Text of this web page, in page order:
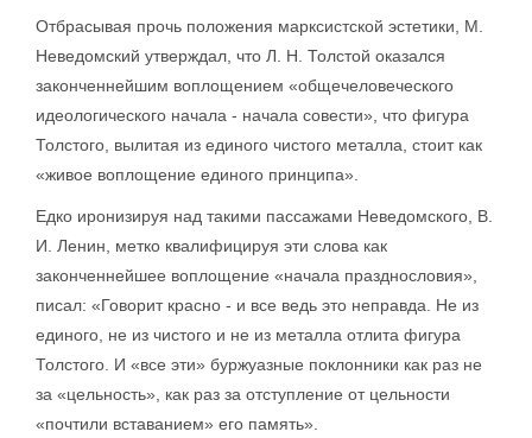
Отбрасывая прочь положения марксистской эстетики, М.
Неведомский утверждал, что Л. Н. Толстой оказался
законченнейшим воплощением «общечеловеческого
идеологического начала - начала совести», что фигура
Толстого, вылитая из единого чистого металла, стоит как
«живое воплощение единого принципа».
Едко иронизируя над такими пассажами Неведомского, В.
И. Ленин, метко квалифицируя эти слова как
законченнейшее воплощение «начала празднословия»,
писал: «Говорит красно - и все ведь это неправда. Не из
единого, не из чистого и не из металла отлита фигура
Толстого. И «все эти» буржуазные поклонники как раз не
за «цельность», как раз за отступление от цельности
«почтили вставанием» его память».